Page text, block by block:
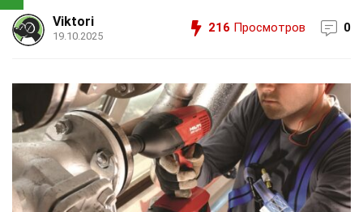
Viktori
19.10.2025
216 Просмотров 0